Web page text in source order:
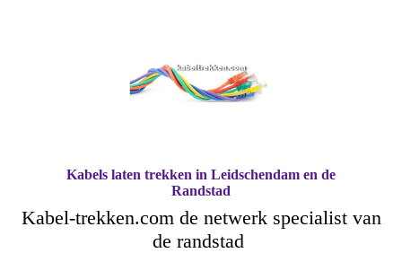
Kabel-trekken.com de netwerk specialist van
de randstad
Kabels laten trekken in Leidschendam en de
Randstad